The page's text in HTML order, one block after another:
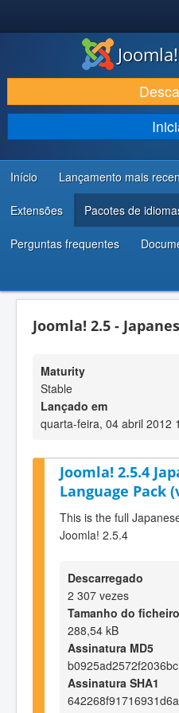
DESCARREGAR E EVOLUIR
DESCOBRIR E APRENDER
COMUNIDADE E SUPORTE
RECURSOS PARA
Início Lançamento mais
Extensões Pacotes de
Perguntas frequentes
Joomla! 2.5 -
Maturity
Stable
Lançado em
quarta-feira, 04 abril 2012
Joomla! 2.5.4
Language Pack
This is the full
Joomla! 2.5.4
Descarregado
2 307 vezes
Tamanho do ficheiro
288,54 kB
Assinatura MD5
Assinatura SHA1